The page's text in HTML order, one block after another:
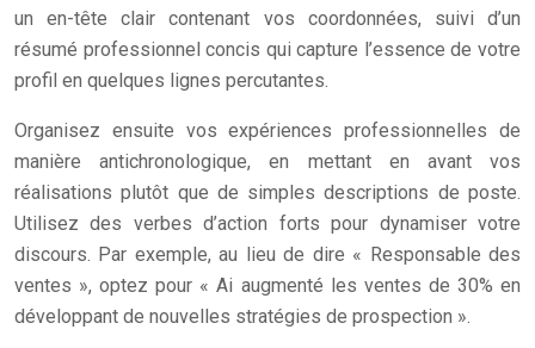
un en-tête clair contenant vos coordonnées, suivi d’un
résumé professionnel concis qui capture l’essence de votre
profil en quelques lignes percutantes.
Organisez ensuite vos expériences professionnelles de
manière antichronologique, en mettant en avant vos
réalisations plutôt que de simples descriptions de poste.
Utilisez des verbes d’action forts pour dynamiser votre
discours. Par exemple, au lieu de dire « Responsable des
ventes », optez pour « Ai augmenté les ventes de 30% en
développant de nouvelles stratégies de prospection ».